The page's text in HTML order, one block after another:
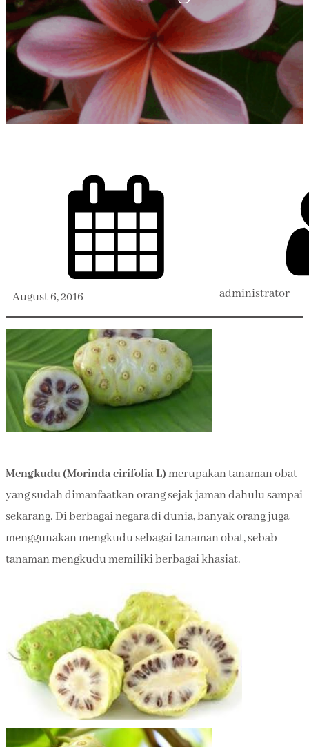
August 6, 2016 administrator
Mengkudu (Morinda cirifolia L)merupakan tanaman obat
yang sudah dimanfaatkan orang sejak jaman dahulu sampai
sekarang. Di berbagai negara di dunia, banyak orang juga
menggunakan mengkudu sebagai tanaman obat, sebab
tanaman mengkudu memiliki berbagai khasiat.